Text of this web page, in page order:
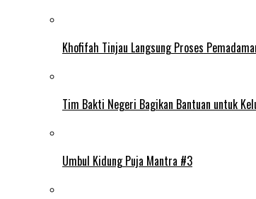
Khofifah Tinjau Langsung Proses
Tim Bakti Negeri Bagikan Bantuan untuk
Umbul Kidung Puja Mantra #3